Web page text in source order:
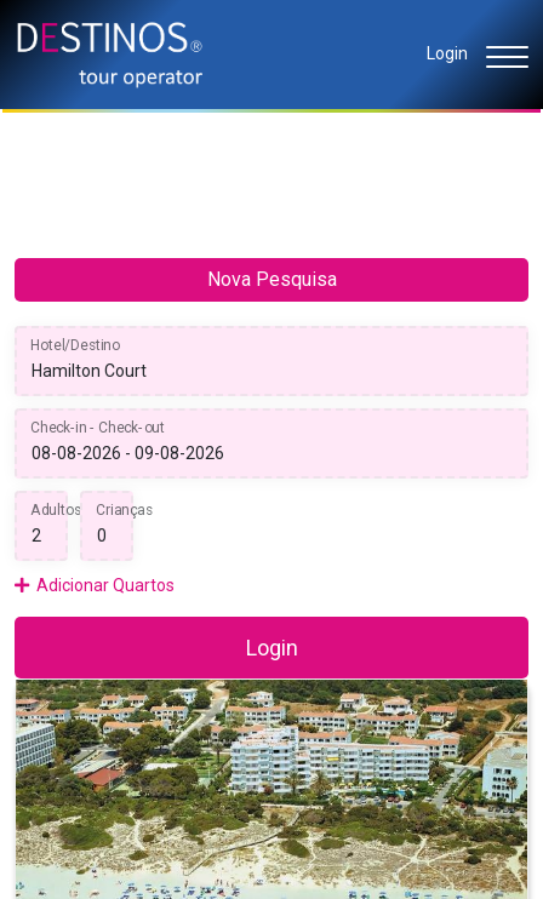
Login
Nova Pesquisa
Hotel/Destino
Check-in - Check-out
Adultos Crianças
Adicionar Quartos
Login